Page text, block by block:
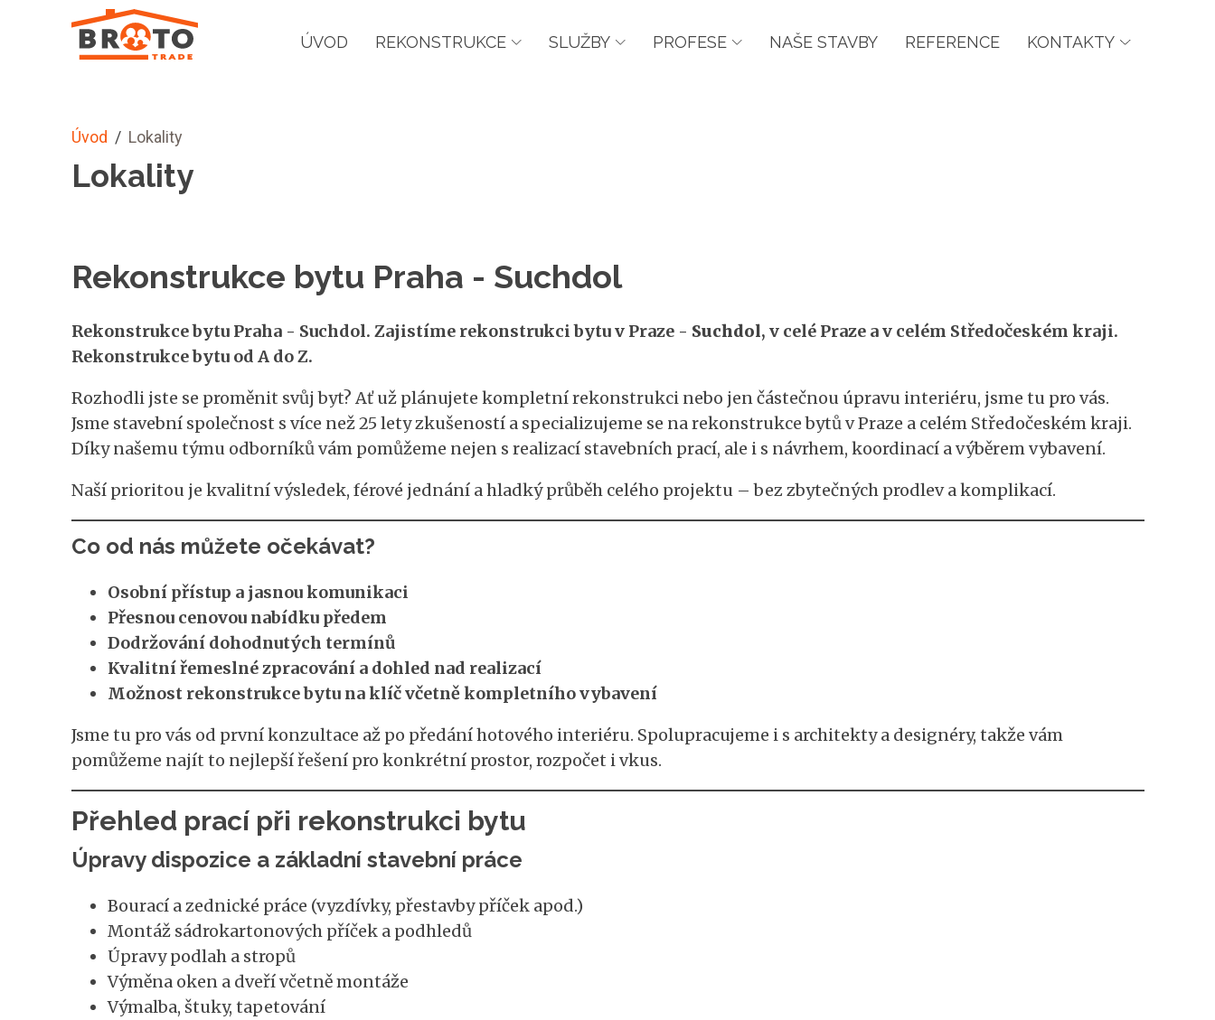
ÚVOD REKONSTRUKCE SLUŽBY PROFESE NAŠE STAVBY REFERENCE KONTAKTY
Úvod / Lokality
Lokality
Rekonstrukce bytu Praha - Suchdol
Rekonstrukce bytu Praha - Suchdol. Zajistíme rekonstrukci bytu v Praze - Suchdol, v celé Praze a v celém Středočeském kraji.
Rekonstrukce bytu od A do Z.
Rozhodli jste se proměnit svůj byt? Ať už plánujete kompletní rekonstrukci nebo jen částečnou úpravu interiéru, jsme tu pro vás.
Jsme stavební společnost s více než 25 lety zkušeností a specializujeme se na rekonstrukce bytů v Praze a celém Středočeském kraji.
Díky našemu týmu odborníků vám pomůžeme nejen s realizací stavebních prací, ale i s návrhem, koordinací a výběrem vybavení.
Naší prioritou je kvalitní výsledek, férové jednání a hladký průběh celého projektu – bez zbytečných prodlev a komplikací.
Co od nás můžete očekávat?
Osobní přístup a jasnou komunikaci
Přesnou cenovou nabídku předem
Dodržování dohodnutých termínů
Kvalitní řemeslné zpracování a dohled nad realizací
Možnost rekonstrukce bytu na klíč včetně kompletního vybavení
Jsme tu pro vás od první konzultace až po předání hotového interiéru. Spolupracujeme i s architekty a designéry, takže vám
pomůžeme najít to nejlepší řešení pro konkrétní prostor, rozpočet i vkus.
Přehled prací při rekonstrukci bytu
Úpravy dispozice a základní stavební práce
Bourací a zednické práce (vyzdívky, přestavby příček apod.)
Montáž sádrokartonových příček a podhledů
Úpravy podlah a stropů
Výměna oken a dveří včetně montáže
Výmalba, štuky, tapetování